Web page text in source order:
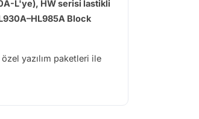
L'ye), HW serisi lastikli
Block
yazılım paketleri ile